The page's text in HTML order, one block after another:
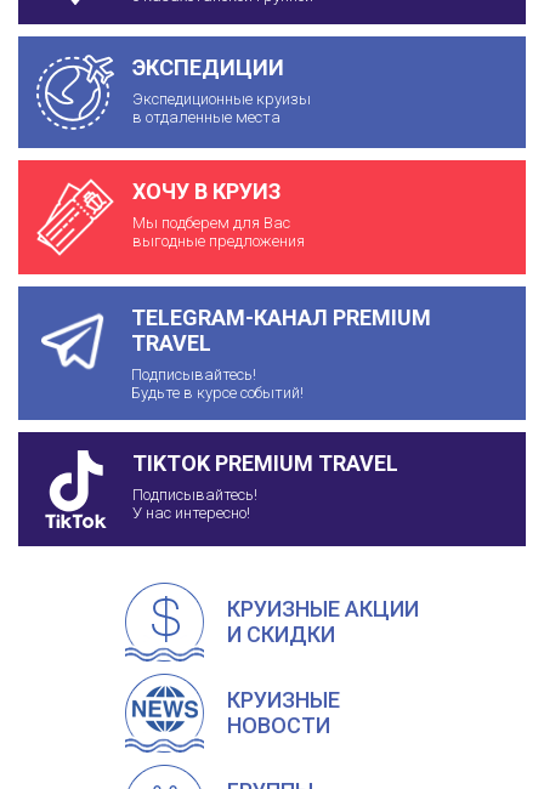
ЭКСПЕДИЦИИ
Экспедиционные круизы
в отдаленные места
ХОЧУ В КРУИЗ
Мы подберем для Вас
выгодные предложения
TELEGRAM-КАНАЛ PREMIUM
TRAVEL
Подписывайтесь!
Будьте в курсе событий!
TIKTOK PREMIUM TRAVEL
Подписывайтесь!
У нас интересно!
КРУИЗНЫЕ АКЦИИ
И СКИДКИ
КРУИЗНЫЕ
НОВОСТИ